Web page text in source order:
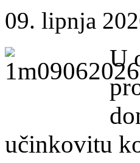
09. lipnja
U
učinkovitu